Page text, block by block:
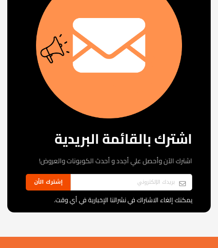
اشترك بالقائمة البريدية
اشترك الآن وأحصل علي أجدد و أحدث الكوبونات والعروض!
إشترك الأن
يمكنك إلغاء الاشتراك في نشراتنا الإخبارية في أي وقت.